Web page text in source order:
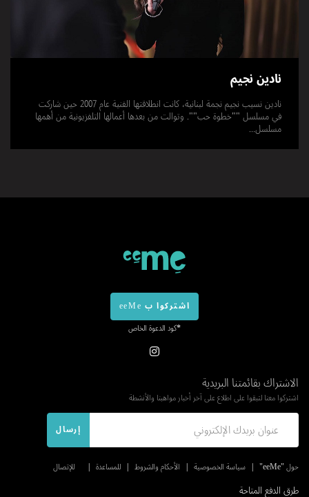
نادين نجيم
نادين نسيب نجيم نجمة لبنانية، كانت انطلاقتها الفنية عام 2007 حين شاركت
في مسلسل ""خطوة حب"". وتوالت من بعدها أعمالها التلفزيونية من أهمها
مسلسل...
اشتركوا ب eeMe
*كود الدعوة الخاص
الاشتراك بقائمتنا البريدية
اشتركوا معنا لتبقوا على اطلاع على آخر أخبار مواهبنا والأنشطة
إرسال
حول "eeMe" سياسة الخصوصية الأحكام والشروط للمساعدة للإتصال
طرق الدفع المتاحة